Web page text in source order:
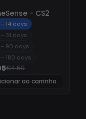
- CS2
- 14 days
- 31 days
- 90 days
- 180 days
€4.50
ao carrinho